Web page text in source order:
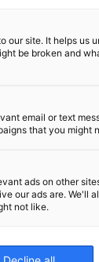
ja
on
Jos
ei voi
our site. It helps us
be broken and
email or text
that you might
ads on other
our ads are. We'll
not like.